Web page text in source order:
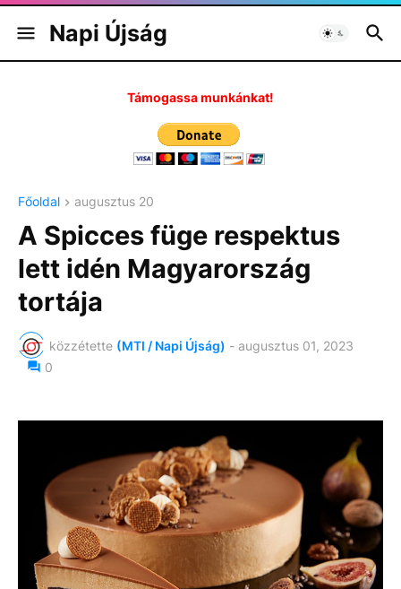
Napi Újság
Támogassa munkánkat!
Főoldal augusztus 20
A Spicces füge respektus
lett idén Magyarország
tortája
közzétette (MTI / Napi Újság) - augusztus 01, 2023
0